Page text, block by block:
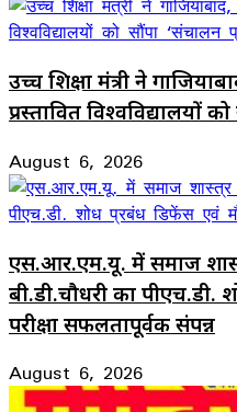
उच्च शिक्षा मंत्री ने
प्रस्तावित विश्वविद्यालयों
August 6, 2026
एस.आर.एम.यू. में समाज
बी.डी.चौधरी का पीएच.डी.
परीक्षा सफलतापूर्वक संपन्न
August 6, 2026